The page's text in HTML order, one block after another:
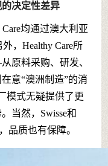
决定性差异
Care均通过澳大利亚
，Healthy Care所
原料采购、研发、
意“澳洲制造”的消
模式无疑提供了更
当然，Swisse和
品质也有保障。